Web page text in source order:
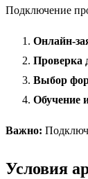
Подключение
Онлайн-
Проверка
Выбор
Обучение
Важно:
Условия